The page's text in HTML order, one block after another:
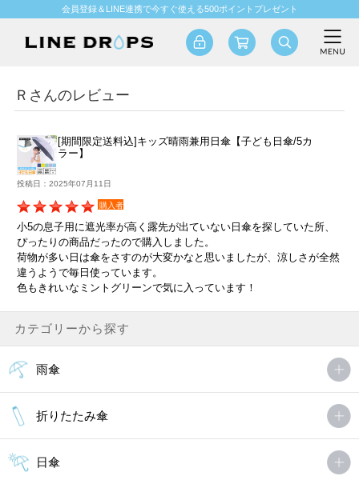
会員登録＆LINE連携で今すぐ使える500ポイントプレゼント
Ｒさんのレビュー
[期間限定送料込]キッズ晴雨兼用日傘【子ども日傘/5カ
ラー】
投稿日：2025年07月11日
購入者
小5の息子用に遮光率が高く露先が出ていない日傘を探していた所、
ぴったりの商品だったので購入しました。
荷物が多い日は傘をさすのが大変かなと思いましたが、涼しさが全然
違うようで毎日使っています。
色もきれいなミントグリーンで気に入っています！
カテゴリーから探す
雨傘
折りたたみ傘
日傘